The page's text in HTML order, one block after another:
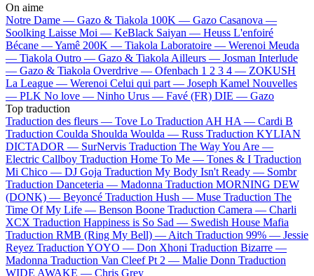
On aime
Notre Dame — Gazo & Tiakola 100K — Gazo Casanova —
Soolking Laisse Moi — KeBlack Saiyan — Heuss L'enfoiré
Bécane —Yamê 200K — Tiakola Laboratoire — Werenoi Meuda
— Tiakola Outro — Gazo & Tiakola Ailleurs — Josman Interlude
— Gazo & Tiakola Overdrive — Ofenbach 1 2 3 4 — ZOKUSH
La League — Werenoi Celui qui part — Joseph Kamel Nouvelles
— PLK No love — Ninho Urus — Favé (FR) DIE — Gazo
Top traduction
Traduction des fleurs — Tove Lo Traduction AH HA — Cardi B
Traduction Coulda Shoulda Woulda — Russ Traduction KYLIAN
DICTADOR — SurNervis Traduction The Way You Are —
Electric Callboy Traduction Home To Me — Tones & I Traduction
Mi Chico — DJ Goja Traduction My Body Isn't Ready — Sombr
Traduction Danceteria — Madonna Traduction MORNING DEW
(DONK) — Beyoncé Traduction Hush — Muse Traduction The
Time Of My Life — Benson Boone Traduction Camera — Charli
XCX Traduction Happiness is So Sad — Swedish House Mafia
Traduction RMB (Ring My Bell) — Aitch Traduction 99% — Jessie
Reyez Traduction YOYO — Don Xhoni Traduction Bizarre —
Madonna Traduction Van Cleef Pt 2 — Malie Donn Traduction
WIDE AWAKE — Chris Grey